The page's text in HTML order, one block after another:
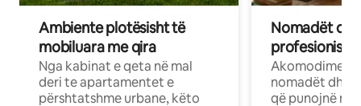
Ambiente plotësisht të
mobiluara me qira
Nga kabinat e qeta në mal
deri te apartamentet e
përshtatshme urbane, këto
Nomadët
Akomodime
nomadët dhe
që punojnë në